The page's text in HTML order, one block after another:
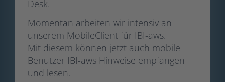
Desk.
Momentan arbeiten wir intensiv an
unserem MobileClient für IBI-aws.
Mit diesem können jetzt auch mobile
Benutzer IBI-aws Hinweise empfangen
und lesen.